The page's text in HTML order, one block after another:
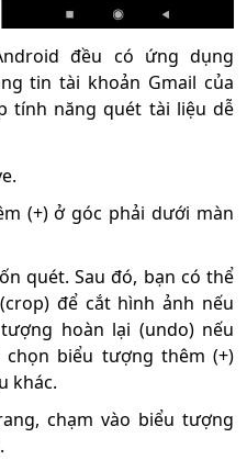
đều có ứng dụng
tin tài khoản Gmail của
tính năng quét tài liệu dễ
(+) ở góc phải dưới màn
quét. Sau đó, bạn có thể
để cắt hình ảnh nếu
hoàn lại (undo) nếu
chọn biểu tượng thêm (+)
khác.
chạm vào biểu tượng